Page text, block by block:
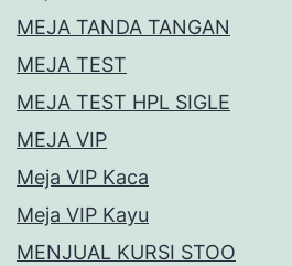
MEJA TANDA TANGAN
MEJA TEST
MEJA TEST HPL SIGLE
MEJA VIP
Meja VIP Kaca
Meja VIP Kayu
MENJUAL KURSI STOO